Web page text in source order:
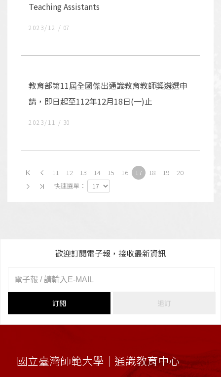
Teaching Assistants
2023/12 07
教育部第11屆全國傑出通識教育教師獎遴選申
請，即日起至112年12月18日(一)止
2023/11 30
11 12 13 14 15 16 17 18 19
20
快速選單：
歡迎訂閱電子報，接收最新資訊
訂閱 退訂
國立臺灣師範大學｜通識教育中心